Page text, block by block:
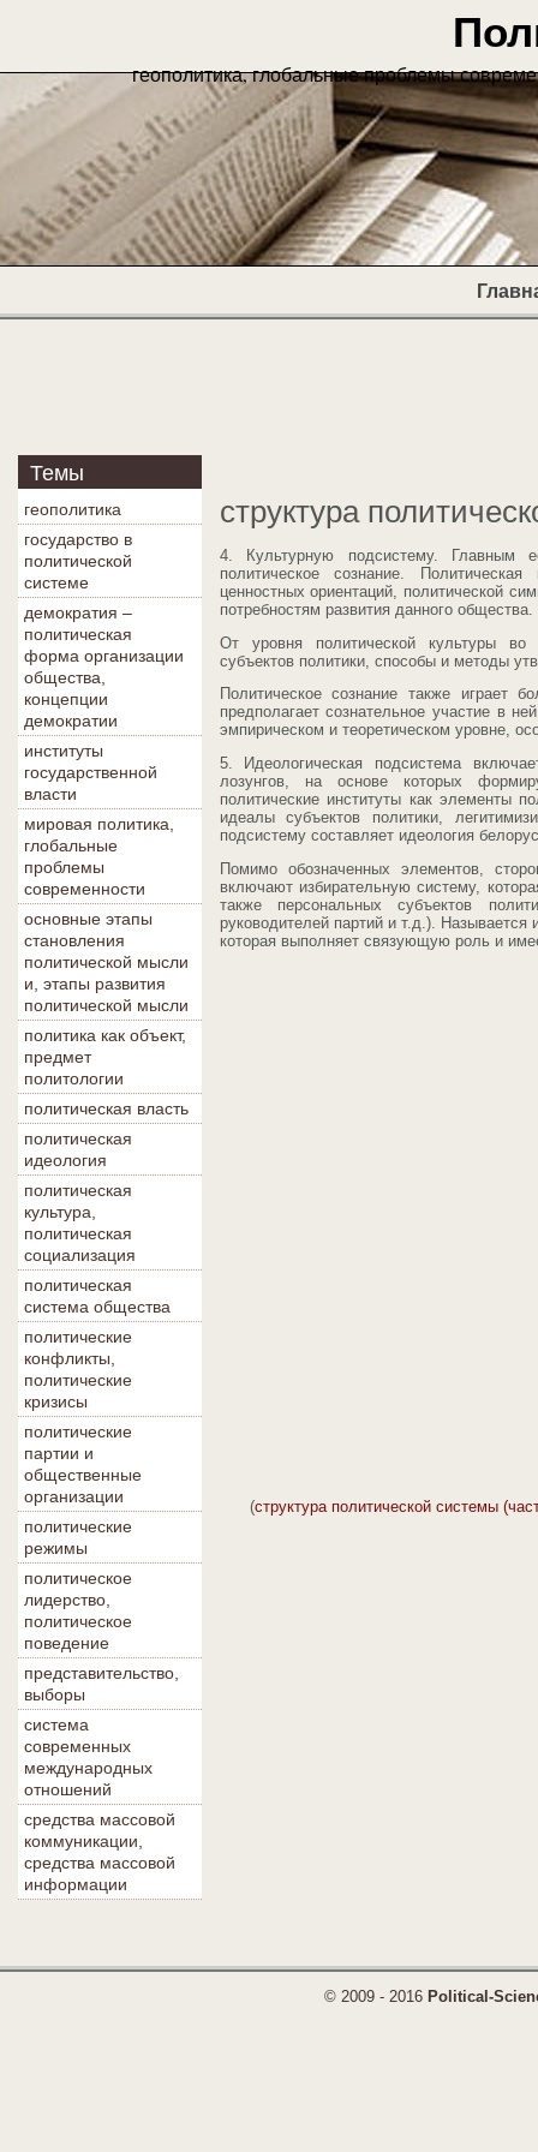
геополитика, глобальные проблемы
Темы
геополитика
государство в
политической
системе
демократия –
политическая
форма организации
общества,
концепции
демократии
институты
государственной
власти
мировая политика,
глобальные
проблемы
современности
основные этапы
становления
политической мысли
и, этапы развития
политической мысли
политика как объект,
предмет
политологии
политическая власть
политическая
идеология
политическая
культура,
политическая
социализация
политическая
система общества
политические
конфликты,
политические
кризисы
политические
партии и
общественные
организации
политические
режимы
политическое
лидерство,
политическое
поведение
представительство,
выборы
система
современных
международных
отношений
средства массовой
коммуникации,
средства массовой
информации
структура
4. Культурную подсистему. Главным
политическое сознание.
ценностных ориентаций, политической
потребностям развития данного общества.
От уровня политической культуры во
субъектов политики, способы и методы
Политическое сознание также играет
предполагает сознательное участие в
эмпирическом и теоретическом уровне,
5. Идеологическая подсистема
лозунгов, на основе которых
политические институты как элементы
идеалы субъектов политики,
подсистему составляет идеология
Помимо обозначенных элементов,
включают избирательную систему,
также персональных субъектов
руководителей партий и т.д.). Называется
которая выполняет связующую роль и
(структура политической системы
© 2009 - 2016 Political-